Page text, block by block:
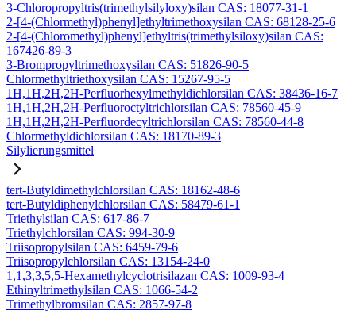
3-Chloropropyltris(trimethylsilyloxy)silan CAS: 18077-31-1
2-[4-(Chlormethyl)phenyl]ethyltrimethoxysilan CAS: 68128-25-6
2-[4-(Chloromethyl)phenyl]ethyltris(trimethylsiloxy)silan CAS:
167426-89-3
3-Brompropyltrimethoxysilan CAS: 51826-90-5
Chlormethyltriethoxysilan CAS: 15267-95-5
1H,1H,2H,2H-Perfluorhexylmethyldichlorsilan CAS: 38436-16-7
1H,1H,2H,2H-Perfluoroctyltrichlorsilan CAS: 78560-45-9
1H,1H,2H,2H-Perfluordecyltrichlorsilan CAS: 78560-44-8
Chlormethyldichlorsilan CAS: 18170-89-3
Silylierungsmittel
tert-Butyldimethylchlorsilan CAS: 18162-48-6
tert-Butyldiphenylchlorsilan CAS: 58479-61-1
Triethylsilan CAS: 617-86-7
Triethylchlorsilan CAS: 994-30-9
Triisopropylsilan CAS: 6459-79-6
Triisopropylchlorsilan CAS: 13154-24-0
1,1,3,3,5,5-Hexamethylcyclotrisilazan CAS: 1009-93-4
Ethinyltrimethylsilan CAS: 1066-54-2
Trimethylbromsilan CAS: 2857-97-8